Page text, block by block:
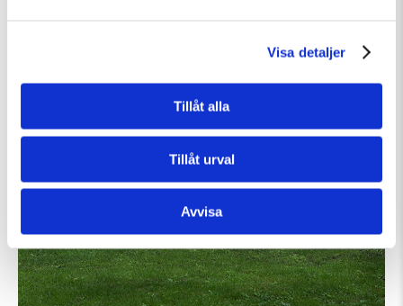
Visa detaljer
Tillåt alla
Tillåt urval
Avvisa
Fler evenemang som passar Workshop